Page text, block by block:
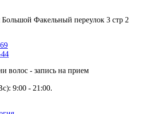
Большой Факельный переулок 3 стр 2
9:00 - 21:00.